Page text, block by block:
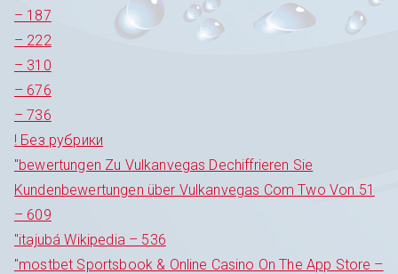
– 187
– 222
– 310
– 676
– 736
! Без рубрики
"bewertungen Zu Vulkanvegas Dechiffrieren Sie
Kundenbewertungen über Vulkanvegas Com Two Von 51
– 609
"itajubá Wikipedia – 536
"‎mostbet Sportsbook & Online Casino On The App Store –